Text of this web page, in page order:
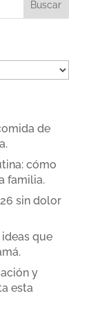
de
cómo
familia.
sin dolor
que
y
esta